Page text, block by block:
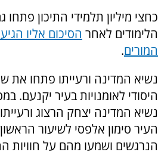
כחצי מיליון תלמידי התיכון
הלימודים לאחר הסיכום אליו
המורים.
נשיא המדינה ורעייתו פתחו את
היסודי לאומנויות בעיר יקנעם.
נשיא המדינה יצחק הרצוג
העיר סימון אלפסי לשיעור
הנרגשים ושמעו מהם על חוויות